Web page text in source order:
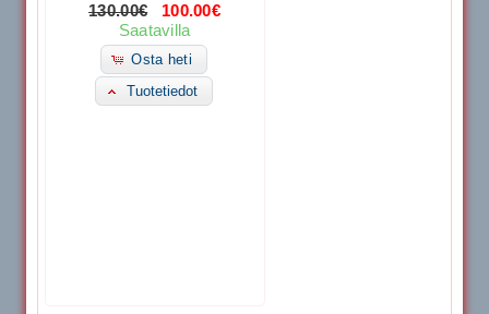
130.00€
100.00€
Saatavilla
Osta heti
Tuotetiedot